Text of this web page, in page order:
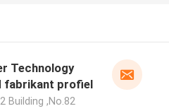
Technology
fabrikant profiel
Building ,No.82